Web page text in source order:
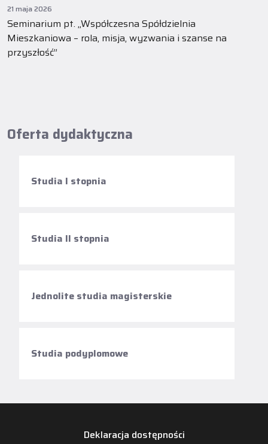
21 maja 2026
Seminarium pt. „Współczesna Spółdzielnia
Mieszkaniowa – rola, misja, wyzwania i szanse na
przyszłość”
Oferta dydaktyczna
Studia I stopnia
Studia II stopnia
Jednolite studia magisterskie
Studia podyplomowe
Deklaracja dostępności